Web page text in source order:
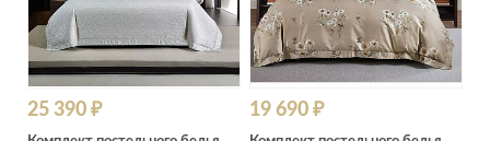
25 390 ₽ 19 690 ₽